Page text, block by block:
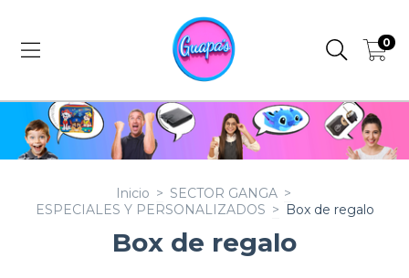
0
Inicio > SECTOR GANGA >
ESPECIALES Y PERSONALIZADOS > Box de regalo
Box de regalo